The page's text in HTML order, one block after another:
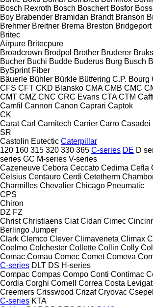
Bosch Rexroth Bosch Boschert Bosfor Boss
Boy Brabender Bramidan Brandt Branson
Brehmer Breitner Brema Breston Bridgeport
Britec
Airpure Britecpure
Broadcrown Brodpol Brother Bruderer Bruks
Bucher Buchi Budde Buderus Burg Busch
BySprint Fiber
Bäuerle Bühler Bürkle Bütfering C.P. Bourg
CFS CFT CKD Blansko CMA CMB CMC
CMT CMZ CNC CRC Evans CTA CTM
Camfil Cannon Canon Caprari Captok
CK
Carat Carl Carnitech Carrier Carro Casadei
SR
Castolin Eutectic Caterpillar
120 160 315 320 330 365 C-series DE D
series GC M-series V-series
Cazeneuve Cebora Ceccato Cedima Cefla
Celsius Centauro Cerdi Cetetherm
Charmilles Chevalier Chicago Pneumatic
CPS
Chiron
DZ FZ
Christ Christiaens Ciat Cidan Cimec
Berlingo Jumper
Clark Clemco Clever Climaveneta Climax
Coelmo Colchester Collette Collin Colly
Comac Comau Comec Comet Comeva
C-series DLT DS H-series
Compac Compas Compo Conti Contimac
Cordia Corghi Cornell Correa Costa
Creemers Crisswood Crizaf Cryovac Csepel
C-series KTA